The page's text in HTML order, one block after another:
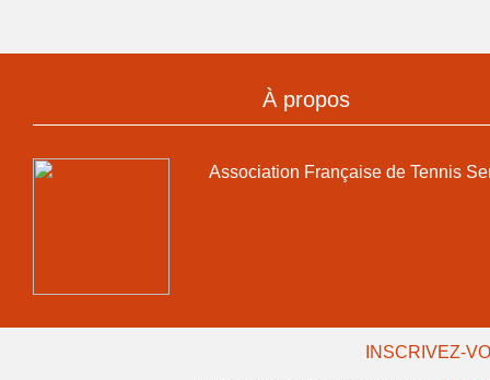
À propos
Association Française de Tennis
INSCRIVEZ-